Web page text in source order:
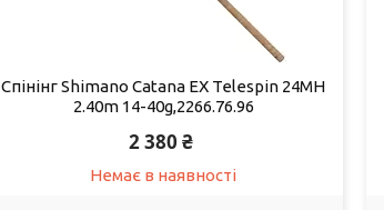
Спінінг Shimano Catana EX Telespin 24MH
2.40m 14-40g,2266.76.96
2 380 ₴
Немає в наявності